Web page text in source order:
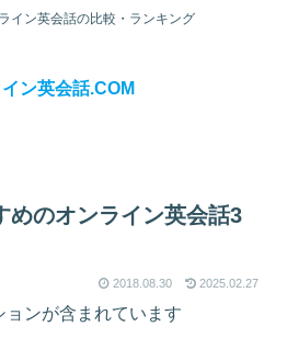
イン英会話の比較・ランキング
ン英会話.COM
めのオンライン英会話3
2018.08.30 2025.02.27
ンが含まれています